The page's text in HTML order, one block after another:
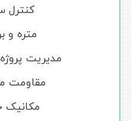
کنترل
متره و
مدیریت
مقاومت
مکانیک